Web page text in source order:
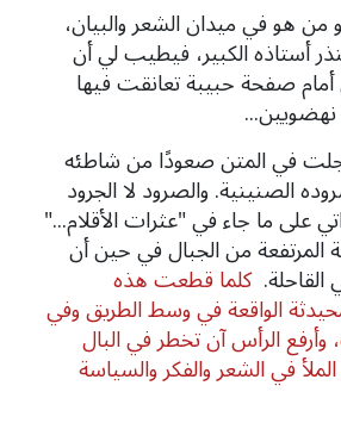
من هو في ميدان الشعر والبيان،
أستاذه الكبير، فيطيب لي أن
أمام صفحة حبيبة تعانقت فيها
نهضويين...
جلت في المتن صعودًا من شاطئه
الصنينية. والصرود لا الجرود
على ما جاء في "عثرات الأقلام..."
المرتفعة من الجبال في حين أن
القاحلة.كلما قطعت هذه
الواقعة في وسط الطريق وفي
الرأس آن تخطر في البال
في الشعر والفكر والسياسة